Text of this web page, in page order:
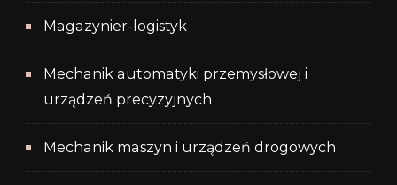
Magazynier-logistyk
Mechanik automatyki przemysłowej i
urządzeń precyzyjnych
Mechanik maszyn i urządzeń drogowych